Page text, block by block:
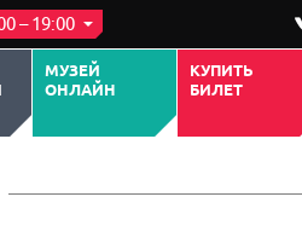
– 19:00
МУЗЕЙ
ОНЛАЙН
КУПИТЬ
БИЛЕТ